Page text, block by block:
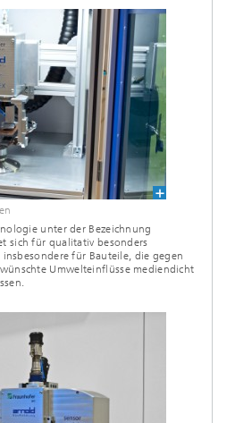
unter der Bezeichnung
sich für qualitativ besonders
insbesondere für Bauteile, die gegen
Umwelteinflüsse mediendicht